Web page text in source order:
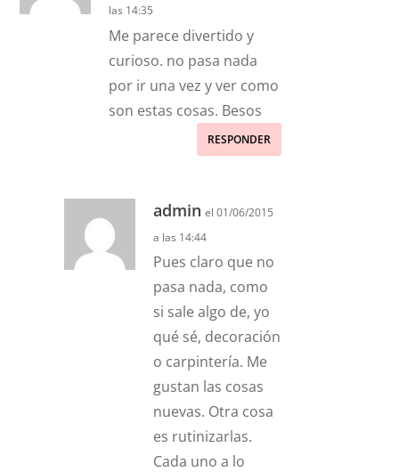
las 14:35
Me parece divertido y
curioso. no pasa nada
por ir una vez y ver como
son estas cosas. Besos
RESPONDER
admin el 01/06/2015
a las 14:44
Pues claro que no
pasa nada, como
si sale algo de, yo
qué sé, decoración
o carpintería. Me
gustan las cosas
nuevas. Otra cosa
es rutinizarlas.
Cada uno a lo